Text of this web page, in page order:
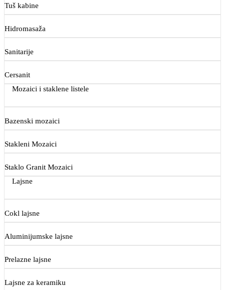
Tuš kabine
Hidromasaža
Sanitarije
Cersanit
Mozaici i staklene listele
Bazenski mozaici
Stakleni Mozaici
Staklo Granit Mozaici
Lajsne
Cokl lajsne
Aluminijumske lajsne
Prelazne lajsne
Lajsne za keramiku